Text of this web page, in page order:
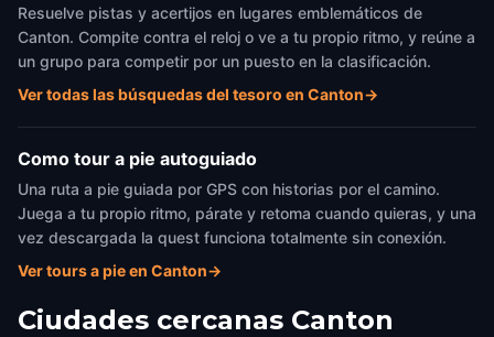
Resuelve pistas y acertijos en lugares emblemáticos de
Canton. Compite contra el reloj o ve a tu propio ritmo, y reúne a
un grupo para competir por un puesto en la clasificación.
Ver todas las búsquedas del tesoro en Canton→
Como tour a pie autoguiado
Una ruta a pie guiada por GPS con historias por el camino.
Juega a tu propio ritmo, párate y retoma cuando quieras, y una
vez descargada la quest funciona totalmente sin conexión.
Ver tours a pie en Canton→
Ciudades cercanas Canton